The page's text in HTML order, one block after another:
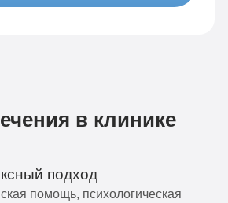
в клинике
подход
помощь, психологическая